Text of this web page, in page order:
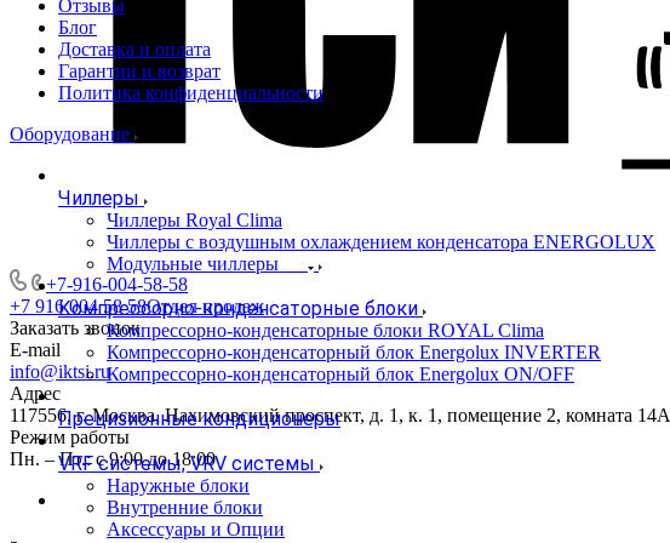
+7-916-004-58-58
+7 916 004 58 58Отдел продаж
Заказать звонок
E-mail
info@iktsi.ru
Адрес
117556, г. Москва, Нахимовский проспект, д. 1, к. 1, помещение 2, комната 14А
Режим работы
Пн. – Пт.: с 9:00 до 18:00
Отзывы
Блог
Доставка и оплата
Гарантии и возврат
Политика конфиденциальности
Оборудование
Чиллеры
Чиллеры Royal Clima
Чиллеры с воздушным охлаждением конденсатора ENERGOLUX
Модульные чиллеры
Компрессорно-конденсаторные блоки
Компрессорно-конденсаторные блоки ROYAL Clima
Компрессорно-конденсаторный блок Energolux INVERTER
Компрессорно-конденсаторный блок Energolux ON/OFF
Прецизионные кондиционеры
VRF системы, VRV системы
Наружные блоки
Внутренние блоки
Аксессуары и Опции